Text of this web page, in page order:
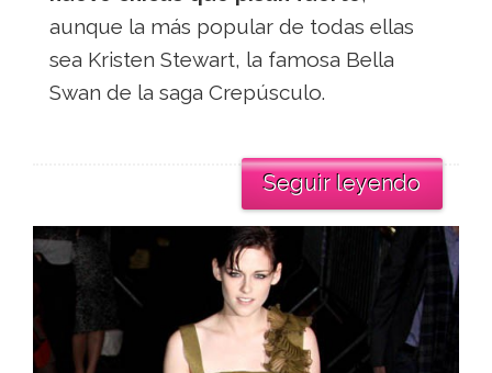
aunque la más popular de todas ellas
sea Kristen Stewart, la famosa Bella
Swan de la saga Crepúsculo.
Seguir leyendo